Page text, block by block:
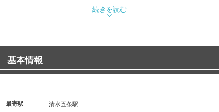
◆深い味わいとまろやかな脂質が魅力の山形牛
総称「山形牛」の産地山形県の自然は、四季がはっきりし
きく」、その風土の中で丹精込め長期にわたり肥育された
黒毛和種は、肉のキメが細かく食味が美味しい牛肉といわ
れ、その美味しさの秘密は脂質にあるといわれておりま
続きを読む
基本情報
最寄駅 清水五条駅